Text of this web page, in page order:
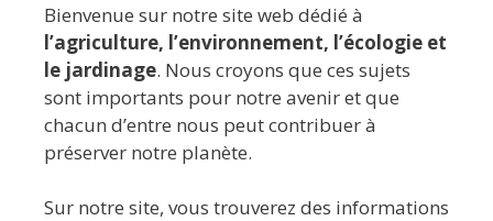
Bienvenue sur notre site web dédié à
l’agriculture, l’environnement, l’écologie et
le jardinage. Nous croyons que ces sujets
sont importants pour notre avenir et que
chacun d’entre nous peut contribuer à
préserver notre planète.
Sur notre site, vous trouverez des informations